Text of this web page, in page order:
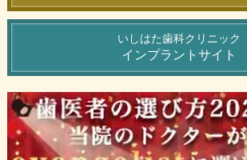
いしはた歯科クリニック
インプラントサイト